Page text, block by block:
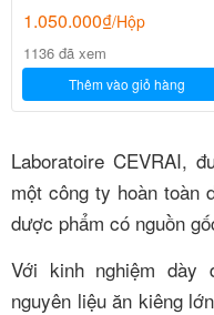
1.050.000₫/Hộp
1136 đã xem
Thêm vào giỏ hàng
Laboratoire CEVRAI,
một công ty hoàn toàn
dược phẩm có nguồn
Với kinh nghiệm dày
nguyên liệu ăn kiêng